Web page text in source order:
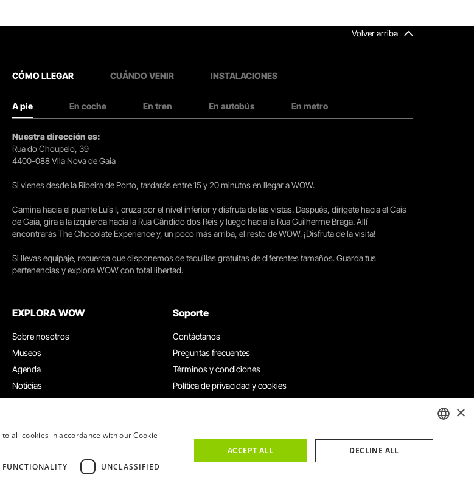
Volver arriba
CÓMO LLEGAR CUÁNDO VENIR INSTALACIONES
A pie En coche En tren En autobús En metro
Nuestra dirección es:
Rua do Choupelo, 39
4400-088 Vila Nova de Gaia
Si vienes desde la Ribeira de Porto, tardarás entre 15 y 20 minutos en llegar a WOW.
Camina hacia el puente Luís I, cruza por el nivel inferior y disfruta de las vistas. Después, dirígete hacia el Cais
de Gaia, gira a la izquierda hacia la Rua Cândido dos Reis y luego hacia la Rua Guilherme Braga. Allí
encontrarás The Chocolate Experience y, un poco más arriba, el resto de WOW. ¡Disfruta de la visita!
Si llevas equipaje, recuerda que disponemos de taquillas gratuitas de diferentes tamaños. Guarda tus
pertenencias y explora WOW con total libertad.
EXPLORA WOW
Sobre nosotros
Museos
Agenda
Noticias
Restaurantes
Grupos y eventos
Soporte
Contáctanos
Preguntas frecuentes
Términos y condiciones
Política de privacidad y cookies
Trabaja con nosotros
×
all cookies in accordance with our Cookie
FUNCTIONALITY UNCLASSIFIED
ACCEPT ALL DECLINE ALL